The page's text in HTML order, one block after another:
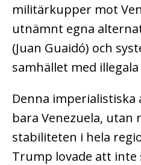
militärkupper mot
utnämnt egna
(Juan Guaidó) och
samhället med
Denna
bara Venezuela, utan
stabiliteten i hela
Trump lovade att inte